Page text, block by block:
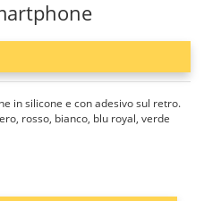
in silicone e con adesivo sul retro.
rosso, bianco, blu royal, verde